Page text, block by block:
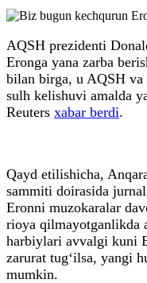
AQSH prezidenti
Eronga yana zarba
bilan birga, u AQSH va
sulh kelishuvi amalda
Reuters xabar berdi.
Qayd etilishicha,
sammiti doirasida
Eronni muzokaralar
rioya qilmayotganlikda
harbiylari avvalgi kuni
zarurat tug‘ilsa, yangi
mumkin.